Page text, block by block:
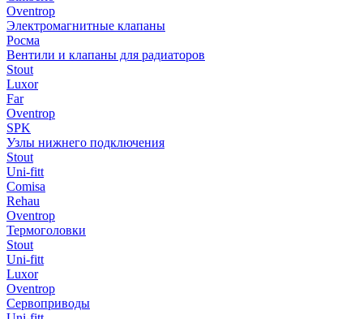
Oventrop
Электромагнитные клапаны
Росма
Вентили и клапаны для радиаторов
Stout
Luxor
Far
Oventrop
SPK
Узлы нижнего подключения
Stout
Uni-fitt
Comisa
Rehau
Oventrop
Термоголовки
Stout
Uni-fitt
Luxor
Oventrop
Сервоприводы